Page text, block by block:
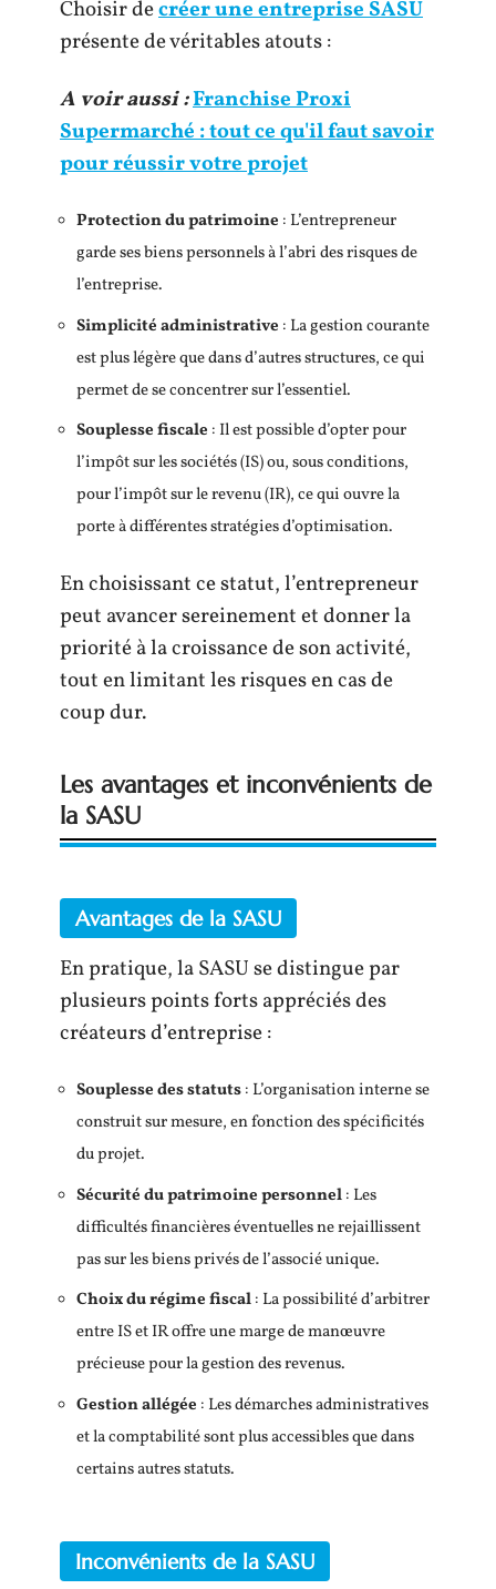
Choisir decréer une entreprise SASU
présente de véritables atouts :
A voir aussi :Franchise Proxi
Supermarché : tout ce qu'il faut savoir
pour réussir votre projet
Protection du patrimoine : L’entrepreneur
garde ses biens personnels à l’abri des risques de
l’entreprise.
Simplicité administrative : La gestion courante
est plus légère que dans d’autres structures, ce qui
permet de se concentrer sur l’essentiel.
Souplesse fiscale : Il est possible d’opter pour
l’impôt sur les sociétés (IS) ou, sous conditions,
pour l’impôt sur le revenu (IR), ce qui ouvre la
porte à différentes stratégies d’optimisation.
En choisissant ce statut, l’entrepreneur
peut avancer sereinement et donner la
priorité à la croissance de son activité,
tout en limitant les risques en cas de
coup dur.
Les avantages et inconvénients de
la SASU
Avantages de la SASU
En pratique, la SASU se distingue par
plusieurs points forts appréciés des
créateurs d’entreprise :
Souplesse des statuts: L’organisation interne se
construit sur mesure, en fonction des spécificités
du projet.
Sécurité du patrimoine personnel: Les
difficultés financières éventuelles ne rejaillissent
pas sur les biens privés de l’associé unique.
Choix du régime fiscal: La possibilité d’arbitrer
entre IS et IR offre une marge de manœuvre
précieuse pour la gestion des revenus.
Gestion allégée : Les démarches administratives
et la comptabilité sont plus accessibles que dans
certains autres statuts.
Inconvénients de la SASU